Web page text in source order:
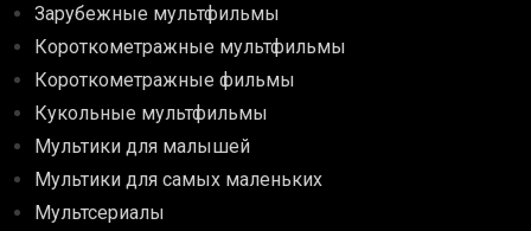
Зарубежные мультфильмы
Короткометражные мультфильмы
Короткометражные фильмы
Кукольные мультфильмы
Мультики для малышей
Мультики для самых маленьких
Мультсериалы